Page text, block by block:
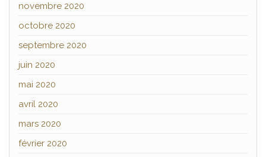
novembre 2020
octobre 2020
septembre 2020
juin 2020
mai 2020
avril 2020
mars 2020
février 2020